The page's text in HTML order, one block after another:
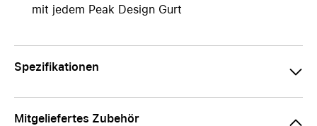
mit jedem Peak Design Gurt
Spezifikationen
Mitgeliefertes Zubehör